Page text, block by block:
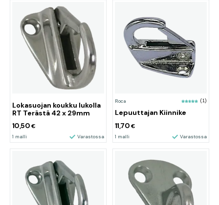
Lokasuojan koukku lukolla
RT Terästä 42 x 29mm
10,50 €
1 malli Varastossa
Roca (1)
Lepuuttajan Kiinnike
11,70 €
1 malli Varastossa